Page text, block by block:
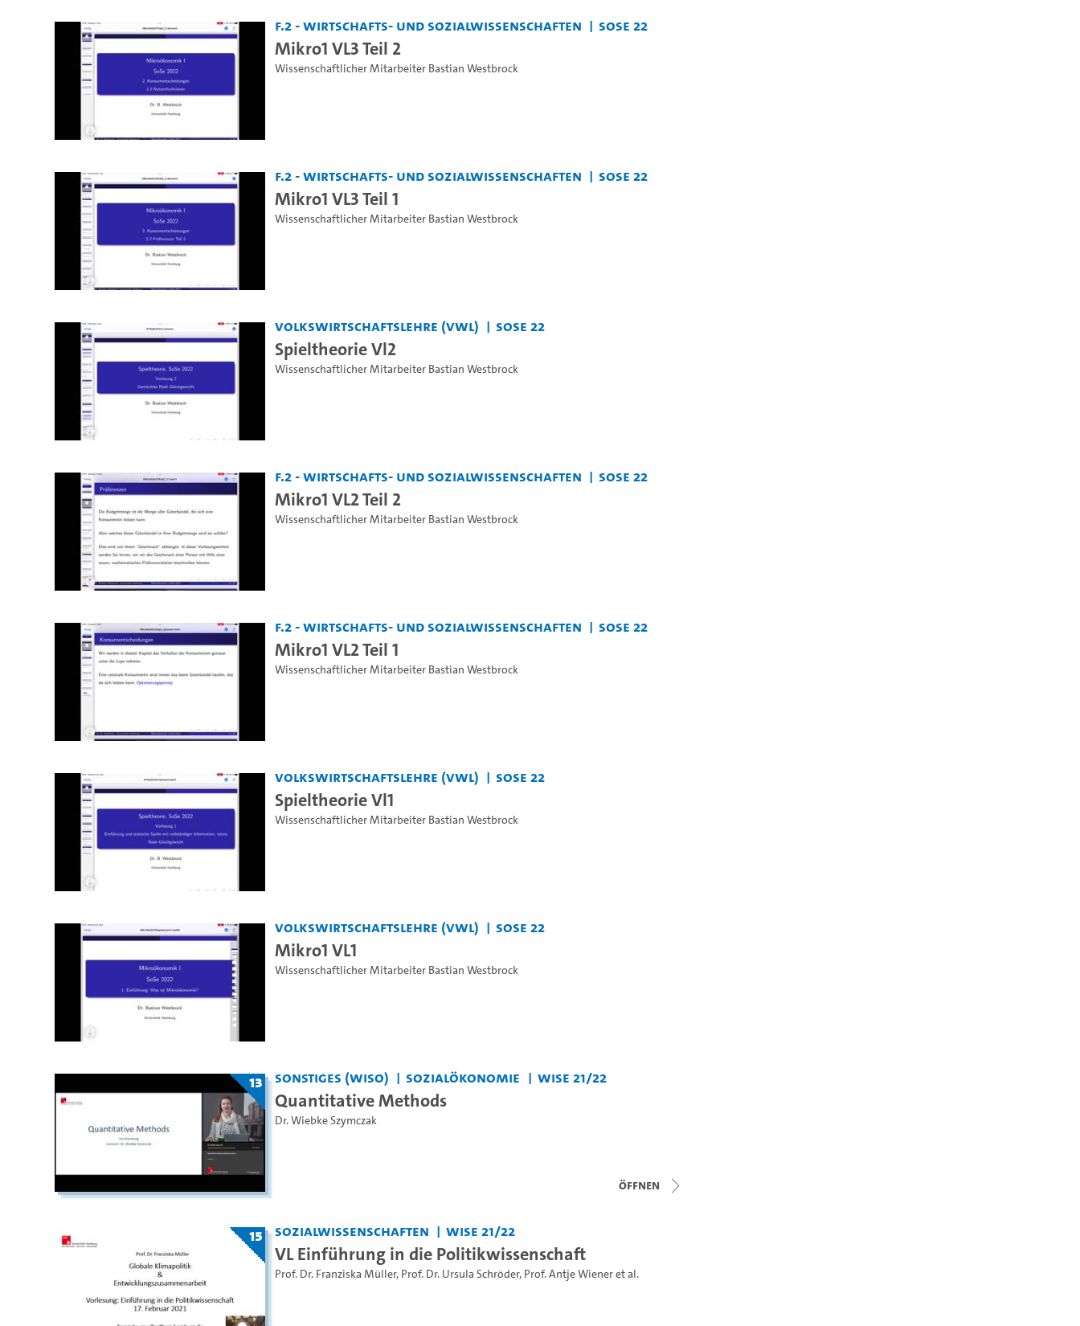
F.2 - Wirtschafts- und Sozialwissenschaften SoSe 22
Mikro1 VL3 Teil 2
Wissenschaftlicher Mitarbeiter Bastian Westbrock
F.2 - Wirtschafts- und Sozialwissenschaften SoSe 22
Mikro1 VL3 Teil 1
Wissenschaftlicher Mitarbeiter Bastian Westbrock
Volkswirtschaftslehre (VWL) SoSe 22
Spieltheorie Vl2
Wissenschaftlicher Mitarbeiter Bastian Westbrock
F.2 - Wirtschafts- und Sozialwissenschaften SoSe 22
Mikro1 VL2 Teil 2
Wissenschaftlicher Mitarbeiter Bastian Westbrock
F.2 - Wirtschafts- und Sozialwissenschaften SoSe 22
Mikro1 VL2 Teil 1
Wissenschaftlicher Mitarbeiter Bastian Westbrock
Volkswirtschaftslehre (VWL) SoSe 22
Spieltheorie Vl1
Wissenschaftlicher Mitarbeiter Bastian Westbrock
Volkswirtschaftslehre (VWL) SoSe 22
Mikro1 VL1
Wissenschaftlicher Mitarbeiter Bastian Westbrock
13 Sonstiges (WiSo) Sozialökonomie WiSe 21/22
Quantitative Methods
Dr. Wiebke Szymczak
Öffnen
15 Sozialwissenschaften WiSe 21/22
VL Einführung in die Politikwissenschaft
Prof. Dr. Franziska Müller, Prof. Dr. Ursula Schröder, Prof. Antje Wieneret al.